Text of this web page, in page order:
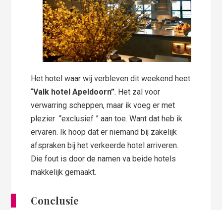
Het hotel waar wij verbleven dit weekend heet
“Valk hotel Apeldoorn”. Het zal voor
verwarring scheppen, maar ik voeg er met
plezier “exclusief ” aan toe. Want dat heb ik
ervaren. Ik hoop dat er niemand bij zakelijk
afspraken bij het verkeerde hotel arriveren.
Die fout is door de namen va beide hotels
makkelijk gemaakt.
Conclusie